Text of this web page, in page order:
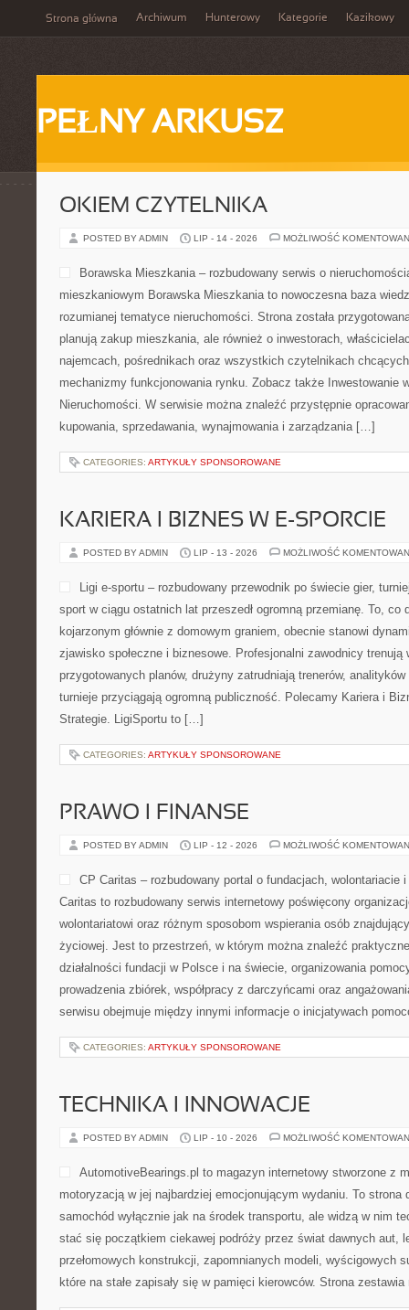
Strona główna Archiwum Hunterowy Kategorie Kazikowy
PEŁNY ARKUSZ
OKIEM CZYTELNIKA
POSTED BY ADMIN LIP - 14 - 2026 MOŻLIWOŚĆ
Borawska Mieszkania – rozbudowany serwis o
mieszkaniowym Borawska Mieszkania to nowoczesna baza
rozumianej tematyce nieruchomości. Strona została
planują zakup mieszkania, ale również o inwestorach,
najemcach, pośrednikach oraz wszystkich czytelnikach
mechanizmy funkcjonowania rynku. Zobacz także Inwestowanie
Nieruchomości. W serwisie można znaleźć przystępnie
kupowania, sprzedawania, wynajmowania i zarządzania […]
CATEGORIES: ARTYKUŁY SPONSOROWANE
KARIERA I BIZNES W E-SPORCIE
POSTED BY ADMIN LIP - 13 - 2026 MOŻLIWOŚĆ
Ligi e-sportu – rozbudowany przewodnik po świecie gier,
sport w ciągu ostatnich lat przeszedł ogromną przemianę. To, co
kojarzonym głównie z domowym graniem, obecnie stanowi
zjawisko społeczne i biznesowe. Profesjonalni zawodnicy trenują
przygotowanych planów, drużyny zatrudniają trenerów,
turnieje przyciągają ogromną publiczność. Polecamy Kariera i
Strategie. LigiSportu to […]
CATEGORIES: ARTYKUŁY SPONSOROWANE
PRAWO I FINANSE
POSTED BY ADMIN LIP - 12 - 2026 MOŻLIWOŚĆ
CP Caritas – rozbudowany portal o fundacjach, wolontariacie
Caritas to rozbudowany serwis internetowy poświęcony
wolontariatowi oraz różnym sposobom wspierania osób
życiowej. Jest to przestrzeń, w którym można znaleźć
działalności fundacji w Polsce i na świecie, organizowania
prowadzenia zbiórek, współpracy z darczyńcami oraz
serwisu obejmuje między innymi informacje o inicjatywach
CATEGORIES: ARTYKUŁY SPONSOROWANE
TECHNIKA I INNOWACJE
POSTED BY ADMIN LIP - 10 - 2026 MOŻLIWOŚĆ
AutomotiveBearings.pl to magazyn internetowy stworzone z
motoryzacją w jej najbardziej emocjonującym wydaniu. To
samochód wyłącznie jak na środek transportu, ale widzą w nim
stać się początkiem ciekawej podróży przez świat dawnych aut,
przełomowych konstrukcji, zapomnianych modeli, wyścigowych
które na stałe zapisały się w pamięci kierowców. Strona